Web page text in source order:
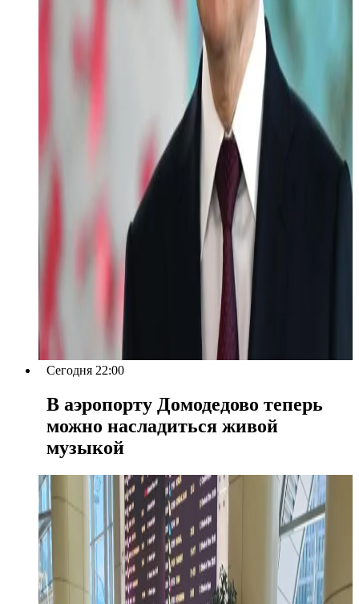
Сегодня 22:00
В аэропорту Домодедово теперь
можно насладиться живой
музыкой